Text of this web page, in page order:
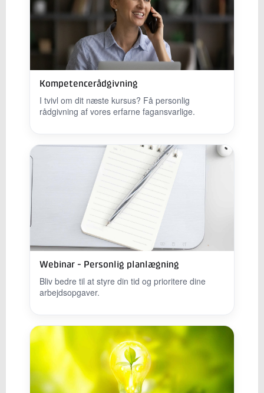
Kompetencerådgivning
I tvivl om dit næste kursus? Få personlig
rådgivning af vores erfarne fagansvarlige.
Webinar - Personlig planlægning
Bliv bedre til at styre din tid og prioritere dine
arbejdsopgaver.